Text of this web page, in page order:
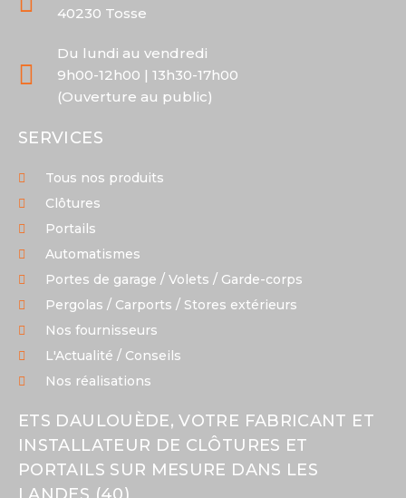
40230 Tosse
Du lundi au vendredi
9h00-12h00 | 13h30-17h00
(Ouverture au public)
SERVICES
Tous nos produits
Clôtures
Portails
Automatismes
Portes de garage / Volets / Garde-corps
Pergolas / Carports / Stores extérieurs
Nos fournisseurs
L'Actualité / Conseils
Nos réalisations
ETS DAULOUÈDE, VOTRE FABRICANT ET
INSTALLATEUR DE CLÔTURES ET
PORTAILS SUR MESURE DANS LES